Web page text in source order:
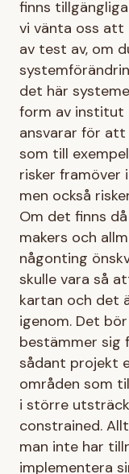
finns
vi vänta oss att
av test av, om
det här
form av institut
ansvarar för att
som till
risker framöver
men också
Om det finns
makers och
någonting
skulle vara så
kartan och det
igenom. Det
bestämmer sig
sådant projekt
områden som
i större
constrained.
man inte har
implementera